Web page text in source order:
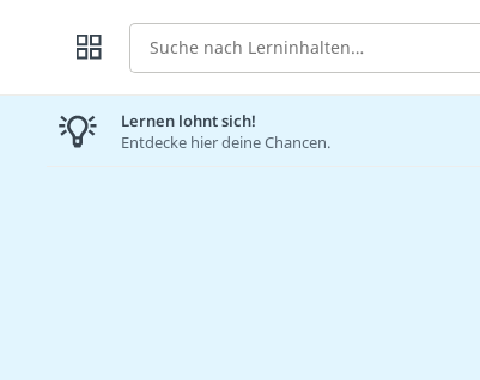
Suche
Lernen lohnt sich!
Entdecke hier deine Chancen.